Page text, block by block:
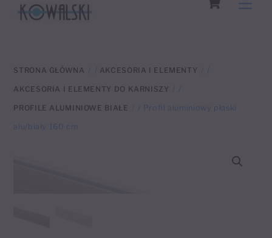
STRONA GŁÓWNA / AKCESORIA I ELEMENTY /
AKCESORIA I ELEMENTY DO KARNISZY /
PROFILE ALUMINIOWE BIAŁE / Profil aluminiowy płaski
alu/biały 160 cm